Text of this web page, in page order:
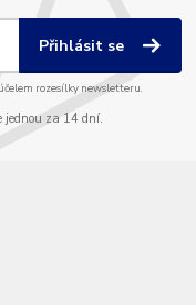
Přihlásit se
rozesílky newsletteru.
jednou za 14 dní.